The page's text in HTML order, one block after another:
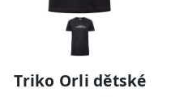
Triko Orli dětské